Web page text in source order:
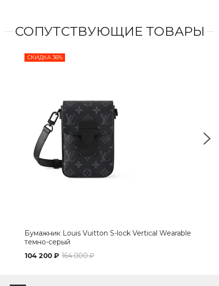
СОПУТСТВУЮЩИЕ ТОВАРЫ
СКИДКА 36%
Бумажник Louis Vuitton S-lock Vertical Wearable
темно-серый
104 200 ₽ 164 000 ₽